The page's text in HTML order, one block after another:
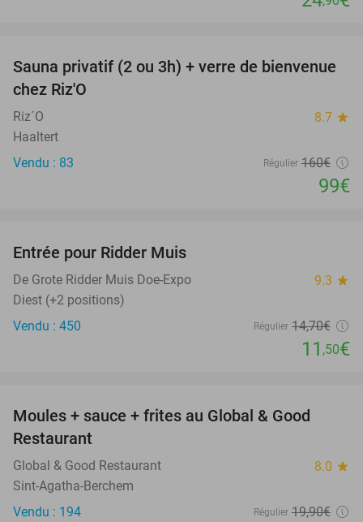
38%
Sauna privatif (2 ou 3h) + verre de bienvenue
chez Riz'O
Riz´O 8.7 star
Haaltert
Vendu : 83
Régulier 160€
99€
Entrée pour Ridder Muis
De Grote Ridder Muis Doe-Expo 9.3 star
Diest (+2 positions)
Vendu : 450
Régulier 14,70€
11 ,50€
Moules + sauce + frites au Global & Good
Restaurant
Global & Good Restaurant 8.0 star
Sint-Agatha-Berchem
Vendu : 194
Régulier 19,90€